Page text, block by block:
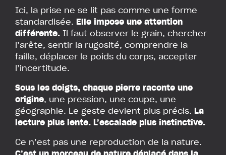
Ici, la prise ne se lit pas comme une forme
standardisée. Elle impose une attention
différente. Il faut observer le grain, chercher
l’arête, sentir la rugosité, comprendre la
faille, déplacer le poids du corps, accepter
l’incertitude.
Sous les doigts, chaque pierre raconte une
origine, une pression, une coupe, une
géographie. Le geste devient plus précis. La
lecture plus lente. L’escalade plus instinctive.
Ce n’est pas une reproduction de la nature.